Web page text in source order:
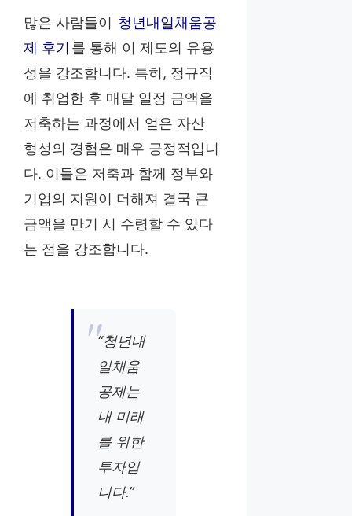
많은 사람들이 청년내일채움공
제 후기 를 통해 이 제도의 유용
성을 강조합니다. 특히, 정규직
에 취업한 후 매달 일정 금액을
저축하는 과정에서 얻은 자산
형성의 경험은 매우 긍정적입니
다. 이들은 저축과 함께 정부와
기업의 지원이 더해져 결국 큰
금액을 만기 시 수령할 수 있다
는 점을 강조합니다.
“청년내
일채움
공제는
내 미래
를 위한
투자입
니다.”